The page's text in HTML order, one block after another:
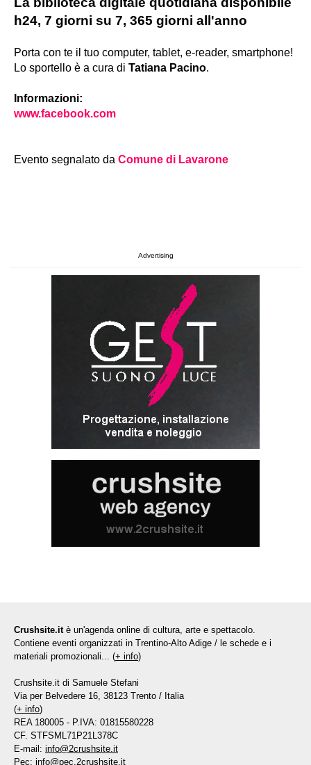
h24, 7 giorni su 7, 365 giorni all'anno
Porta con te il tuo computer, tablet, e-reader, smartphone!
Lo sportello è a cura di Tatiana Pacino.
Informazioni:
www.facebook.com
Evento segnalato da Comune di Lavarone
Advertising
Crushsite.it è un'agenda online di cultura, arte e spettacolo.
Contiene eventi organizzati in Trentino-Alto Adige / le schede e i
materiali promozionali... (+ info)
Crushsite.it di Samuele Stefani
Via per Belvedere 16, 38123 Trento / Italia
(+ info)
REA 180005 - P.IVA: 01815580228
CF. STFSML71P21L378C
E-mail: info@2crushsite.it
Pec: info@pec.2crushsite.it